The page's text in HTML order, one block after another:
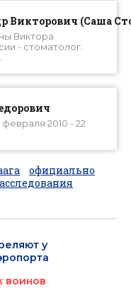
Викторович (Саша
Виктора
- стоматолог.
2010 - 22
официально
у
воинов